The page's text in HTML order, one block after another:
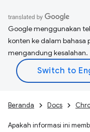
Google menggunakan
konten ke dalam bahasa
mengandung kesalahan.
Beranda Docs
Apakah informasi ini